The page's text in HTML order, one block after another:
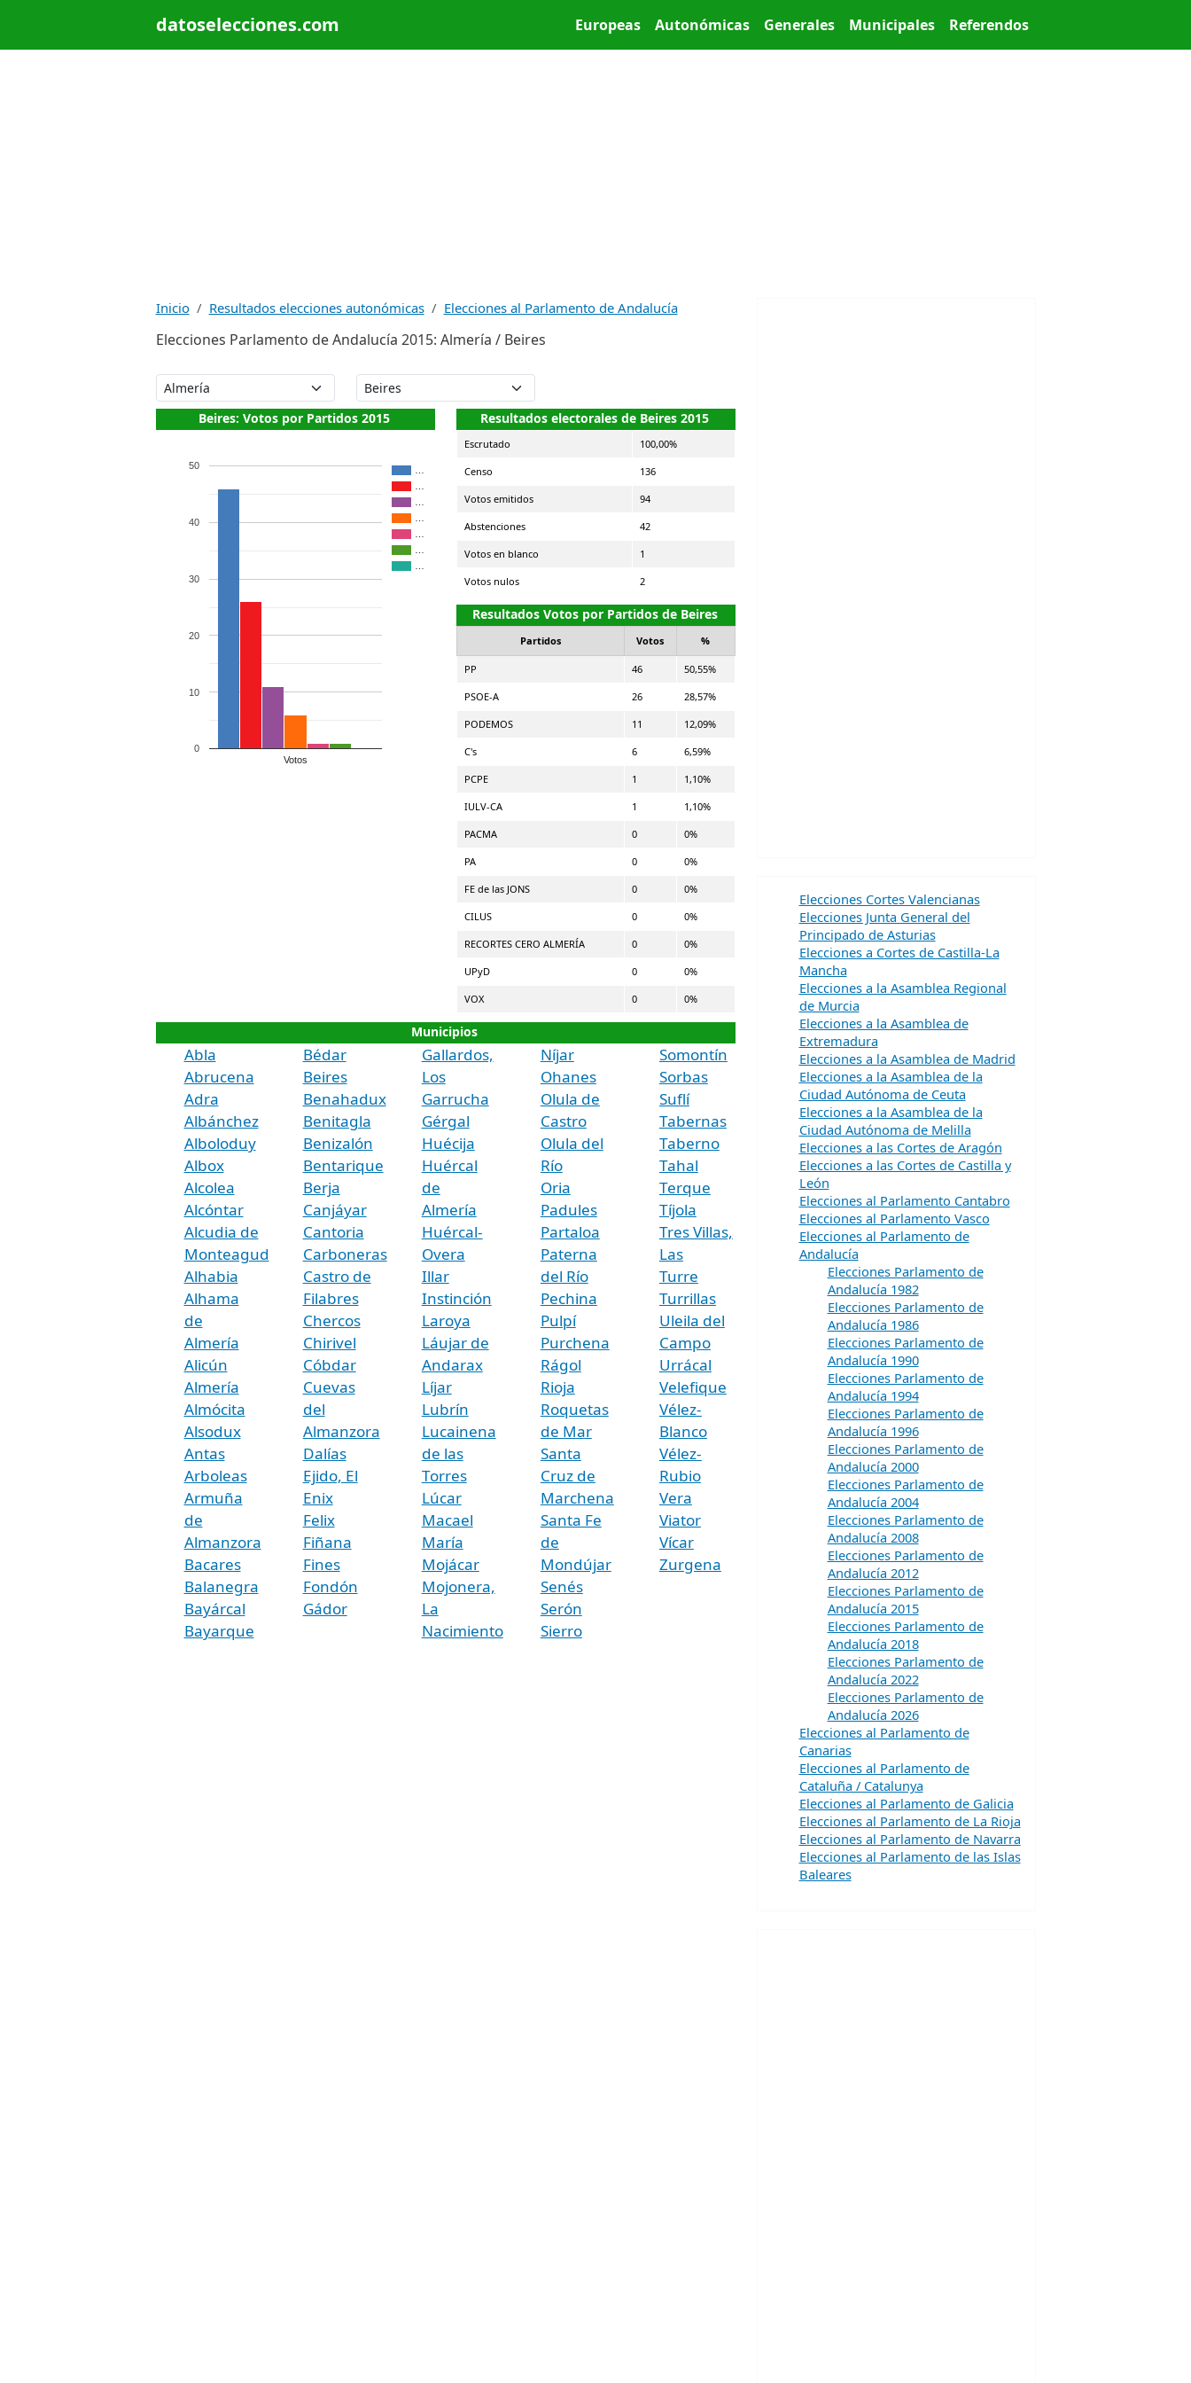
datoselecciones.com Main menu
Europeas Autonómicas Generales Municipales Referendos
Inicio Resultados elecciones autonómicas Elecciones al Parlamento de Andalucía
Elecciones Parlamento de Andalucía 2015: Almería / Beires
Beires: Votos por Partidos 2015
Votos
0
10
20
30
40
50
Resultados electorales de Beires 2015
Escrutado 100,00%
Censo 136
Votos emitidos 94
Abstenciones 42
Votos en blanco 1
Votos nulos 2
Resultados Votos por Partidos de Beires
Partidos Votos %
PP 46 50,55%
PSOE-A 26 28,57%
PODEMOS 11 12,09%
C's 6 6,59%
PCPE 1 1,10%
IULV-CA 1 1,10%
PACMA 0 0%
PA 0 0%
FE de las JONS 0 0%
CILUS 0 0%
RECORTES CERO ALMERÍA 0 0%
UPyD 0 0%
VOX 0 0%
Municipios
Abla
Abrucena
Adra
Albánchez
Alboloduy
Albox
Alcolea
Alcóntar
Alcudia de
Monteagud
Alhabia
Alhama
de
Almería
Alicún
Almería
Almócita
Alsodux
Antas
Arboleas
Armuña
de
Almanzora
Bacares
Balanegra
Bayárcal
Bayarque
Bédar
Beires
Benahadux
Benitagla
Benizalón
Bentarique
Berja
Canjáyar
Cantoria
Carboneras
Castro de
Filabres
Chercos
Chirivel
Cóbdar
Cuevas
del
Almanzora
Dalías
Ejido, El
Enix
Felix
Fiñana
Fines
Fondón
Gádor
Gallardos,
Los
Garrucha
Gérgal
Huécija
Huércal
de
Almería
Huércal-
Overa
Illar
Instinción
Laroya
Láujar de
Andarax
Líjar
Lubrín
Lucainena
de las
Torres
Lúcar
Macael
María
Mojácar
Mojonera,
La
Nacimiento
Níjar
Ohanes
Olula de
Castro
Olula del
Río
Oria
Padules
Partaloa
Paterna
del Río
Pechina
Pulpí
Purchena
Rágol
Rioja
Roquetas
de Mar
Santa
Cruz de
Marchena
Santa Fe
de
Mondújar
Senés
Serón
Sierro
Somontín
Sorbas
Suflí
Tabernas
Taberno
Tahal
Terque
Tíjola
Tres Villas,
Las
Turre
Turrillas
Uleila del
Campo
Urrácal
Velefique
Vélez-
Blanco
Vélez-
Rubio
Vera
Viator
Vícar
Zurgena
Elecciones Cortes Valencianas
Elecciones Junta General del
Principado de Asturias
Elecciones a Cortes de Castilla-La
Mancha
Elecciones a la Asamblea Regional
de Murcia
Elecciones a la Asamblea de
Extremadura
Elecciones a la Asamblea de Madrid
Elecciones a la Asamblea de la
Ciudad Autónoma de Ceuta
Elecciones a la Asamblea de la
Ciudad Autónoma de Melilla
Elecciones a las Cortes de Aragón
Elecciones a las Cortes de Castilla y
León
Elecciones al Parlamento Cantabro
Elecciones al Parlamento Vasco
Elecciones al Parlamento de
Andalucía
Elecciones Parlamento de
Andalucía 1982
Elecciones Parlamento de
Andalucía 1986
Elecciones Parlamento de
Andalucía 1990
Elecciones Parlamento de
Andalucía 1994
Elecciones Parlamento de
Andalucía 1996
Elecciones Parlamento de
Andalucía 2000
Elecciones Parlamento de
Andalucía 2004
Elecciones Parlamento de
Andalucía 2008
Elecciones Parlamento de
Andalucía 2012
Elecciones Parlamento de
Andalucía 2015
Elecciones Parlamento de
Andalucía 2018
Elecciones Parlamento de
Andalucía 2022
Elecciones Parlamento de
Andalucía 2026
Elecciones al Parlamento de
Canarias
Elecciones al Parlamento de
Cataluña / Catalunya
Elecciones al Parlamento de Galicia
Elecciones al Parlamento de La Rioja
Elecciones al Parlamento de Navarra
Elecciones al Parlamento de las Islas
Baleares